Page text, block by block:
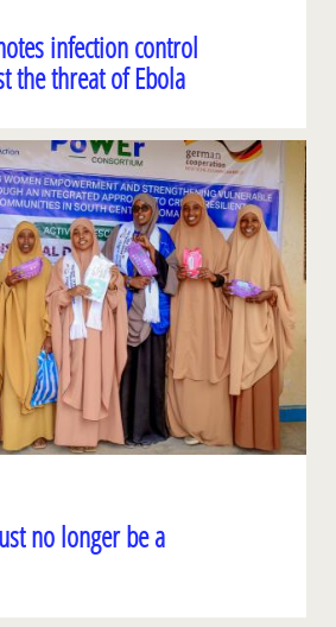
infection control
the threat of Ebola
no longer be a